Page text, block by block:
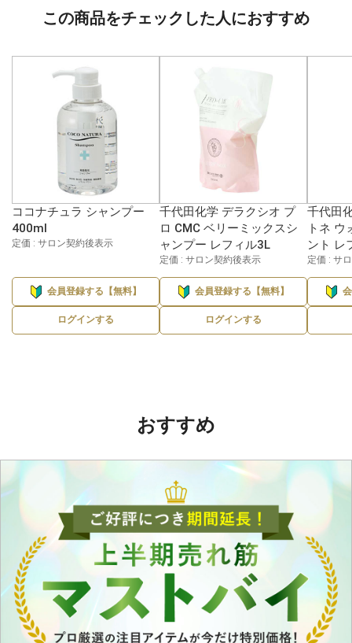
この商品をチェックした人におすすめ
ココナチュラ シャンプー
400ml
定価 : サロン契約後表示
会員登録する【無料】
ログインする
千代田化学 デラクシオ プ
ロ CMC ベリーミックスシ
ャンプー レフィル3L
定価 : サロン契約後表示
会員登録する【無料】
ログインする
千代田
トネ
ント レ
定価 : サ
おすすめ